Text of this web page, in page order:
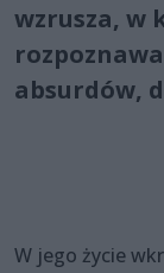
wzrusza, w
absurdów,
W jego życie